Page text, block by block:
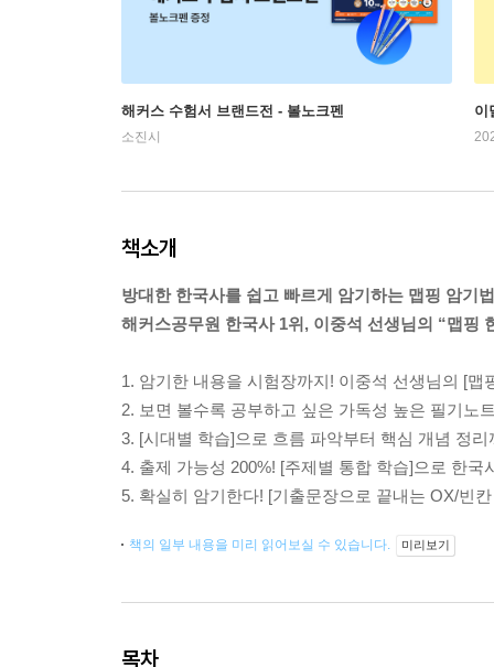
해커스 수험서 브랜드전 - 볼노크펜
소진시
이
책소개
방대한 한국사를 쉽고 빠르게 암기하는 맵핑 암기
해커스공무원 한국사 1위, 이중석 선생님의 “맵핑
1. 암기한 내용을 시험장까지! 이중석 선생님의 [
2. 보면 볼수록 공부하고 싶은 가독성 높은 필기노
3. [시대별 학습]으로 흐름 파악부터 핵심 개념 정리
4. 출제 가능성 200%! [주제별 통합 학습]으로 한국
5. 확실히 암기한다! [기출문장으로 끝내는 OX/빈
책의 일부 내용을 미리 읽어보실 수 있습니다. 미리보기
목차